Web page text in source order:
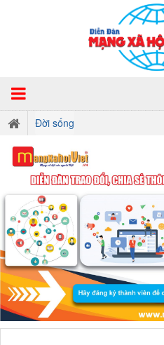
Đời sống